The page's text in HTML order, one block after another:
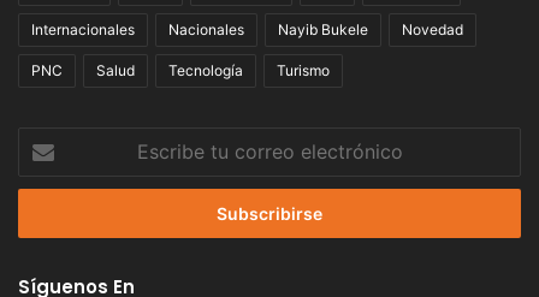
Internacionales Nacionales Nayib Bukele Novedad
PNC Salud Tecnología Turismo
Escribe
tu
correo
Síguenos En